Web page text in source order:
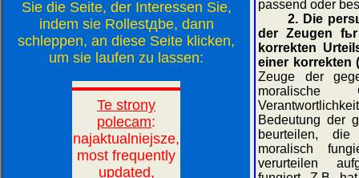
Sie die Seite, der Interessen Sie,
indem sie Rollestдbe, dann
schleppen, an diese Seite klicken,
um sie laufen zu lassen:
passend oder
2. Die
der Zeugen
korrekten
einer korrekten
Zeuge der
Bedeutung der
beurteilen,
moralisch
verurteilen